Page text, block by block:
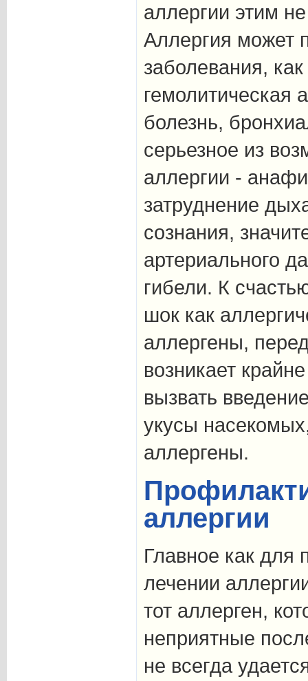
аллергии этим
Аллергия может
заболевания,
гемолитическая
болезнь,
серьезное из
аллергии -
затруднение
сознания,
артериального
гибели. К
шок как
аллергены,
возникает
вызвать
укусы
аллергены.
аллергии
Главное как для
лечении
тот аллерген,
неприятные
не всегда